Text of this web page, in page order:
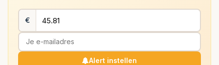
€
Alert instellen